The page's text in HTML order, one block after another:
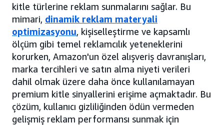
kitle türlerine reklam sunmalarını sağlar. Bu
mimari, dinamik reklam materyali
optimizasyonu, kişiselleştirme ve kapsamlı
ölçüm gibi temel reklamcılık yeteneklerini
korurken, Amazon'un özel alışveriş davranışları,
marka tercihleri ve satın alma niyeti verileri
dahil olmak üzere daha önce kullanılamayan
premium kitle sinyallerini erişime açmaktadır. Bu
çözüm, kullanıcı gizliliğinden ödün vermeden
gelişmiş reklam performansı sunmak için